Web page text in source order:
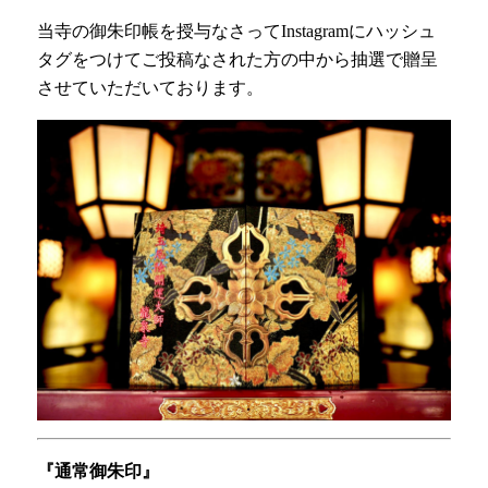
当寺の御朱印帳を授与なさってInstagramにハッシュ
タグをつけてご投稿なされた方の中から抽選で贈呈
させていただいております。
『通常御朱印』